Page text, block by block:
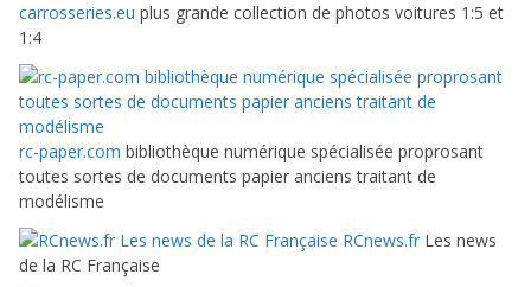
carrosseries.eu plus grande collection de photos voitures 1:5 et
1:4
rc-paper.com bibliothèque numérique spécialisée proprosant
toutes sortes de documents papier anciens traitant de
modélisme
RCnews.fr Les news
de la RC Française